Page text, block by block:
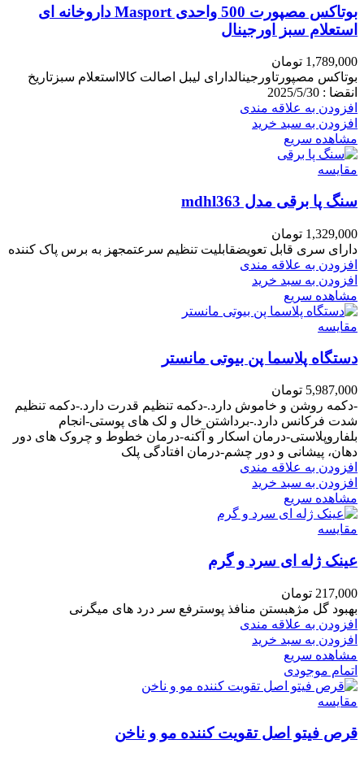
بوتاکس مصپورت 500 واحدی Masport داروخانه ای
استعلام سبز اورجینال
1,789,000 تومان
بوتاکس مصپورتاورجینالدارای لیبل اصالت کالااستعلام سبزتاریخ
انقضا : 2025/5/30
افزودن به علاقه مندی
افزودن به سبد خرید
مشاهده سریع
مقایسه
سنگ پا برقی مدل mdhl363
1,329,000 تومان
دارای سری قابل تعویضقابلیت تنظیم سرعتمجهز به برس پاک کننده
افزودن به علاقه مندی
افزودن به سبد خرید
مشاهده سریع
مقایسه
دستگاه پلاسما پن بیوتی مانستر
5,987,000 تومان
-دکمه روشن و خاموش دارد.-دکمه تنظیم قدرت دارد.-دکمه تنظیم
شدت فرکانس دارد.-برداشتن خال و لک های پوستی-انجام
بلفاروپلاستی-درمان اسکار و آکنه-درمان خطوط و چروک های دور
دهان، پیشانی و دور چشم-درمان افتادگی پلک
افزودن به علاقه مندی
افزودن به سبد خرید
مشاهده سریع
مقایسه
عینک ژله ای سرد و گرم
217,000 تومان
بهبود گل مژهبستن منافذ پوسترفع سر درد های میگرنی
افزودن به علاقه مندی
افزودن به سبد خرید
مشاهده سریع
اتمام موجودی
مقایسه
قرص فیتو اصل تقویت کننده مو و ناخن